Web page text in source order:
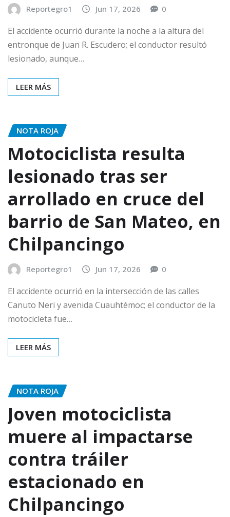
Reportegro1 Jun 17, 2026 0
El accidente ocurrió durante la noche a la altura del
entronque de Juan R. Escudero; el conductor resultó
lesionado, aunque…
LEER MÁS
NOTA ROJA
Motociclista resulta
lesionado tras ser
arrollado en cruce del
barrio de San Mateo, en
Chilpancingo
Reportegro1 Jun 17, 2026 0
El accidente ocurrió en la intersección de las calles
Canuto Neri y avenida Cuauhtémoc; el conductor de la
motocicleta fue…
LEER MÁS
NOTA ROJA
Joven motociclista
muere al impactarse
contra tráiler
estacionado en
Chilpancingo